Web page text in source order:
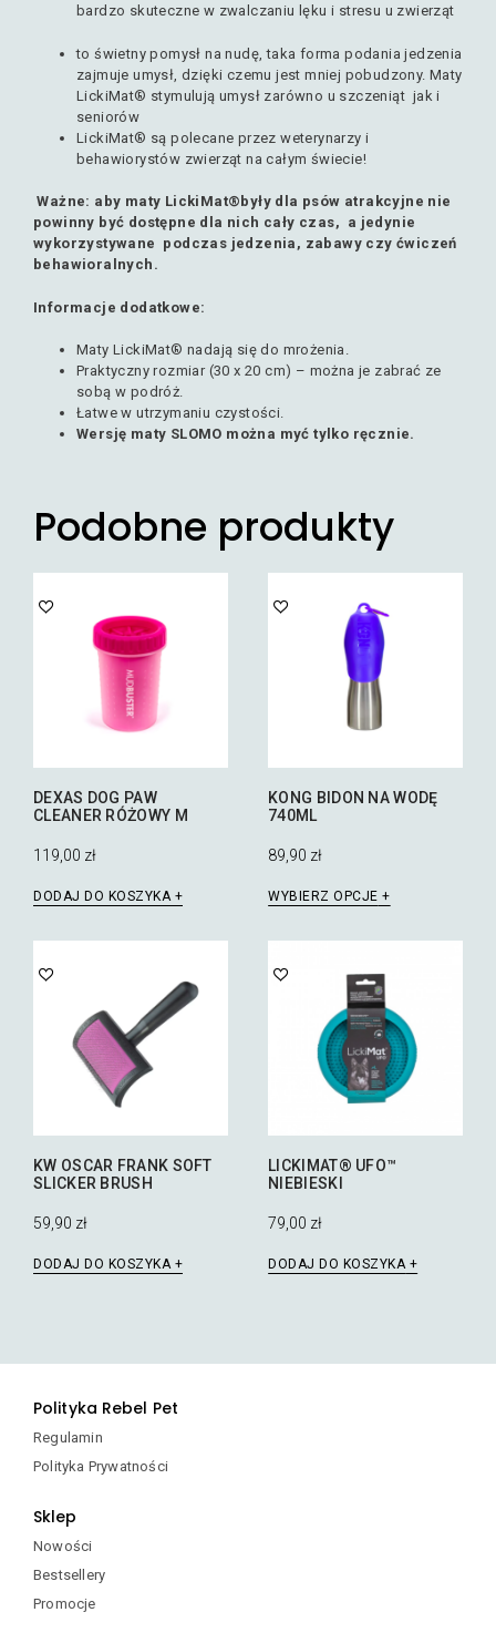
bardzo skuteczne w zwalczaniu lęku i stresu u zwierząt
to świetny pomysł na nudę, taka forma podania jedzenia
zajmuje umysł, dzięki czemu jest mniej pobudzony. Maty
LickiMat® stymulują umysł zarówno u szczeniąt jak i
seniorów
LickiMat® są polecane przez weterynarzy i
behawiorystów zwierząt na całym świecie!
Ważne: aby maty LickiMat®były dla psów atrakcyjne nie
powinny być dostępne dla nich cały czas, a jedynie
wykorzystywane podczas jedzenia, zabawy czy ćwiczeń
behawioralnych.
Informacje dodatkowe:
Maty LickiMat® nadają się do mrożenia.
Praktyczny rozmiar (30 x 20 cm) – można je zabrać ze
sobą w podróż.
Łatwe w utrzymaniu czystości.
Wersję maty SLOMO można myć tylko ręcznie.
Podobne produkty
DEXAS DOG PAW
CLEANER RÓŻOWY M
119,00 zł
DODAJ DO KOSZYKA
KONG BIDON NA WODĘ
740ML
89,90 zł
WYBIERZ OPCJE
produkt
można
wybrać
na
stronie
KW OSCAR FRANK SOFT
SLICKER BRUSH
59,90 zł
DODAJ DO KOSZYKA
LICKIMAT® UFO™
NIEBIESKI
79,00 zł
DODAJ DO KOSZYKA
Polityka Rebel Pet
Regulamin
Polityka Prywatności
Sklep
Nowości
Bestsellery
Promocje